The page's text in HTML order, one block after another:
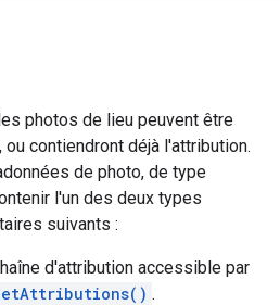
photos de lieu peuvent être
contiendront déjà l'attribution.
de photo, de type
l'un des deux types
suivants :
d'attribution accessible par
.